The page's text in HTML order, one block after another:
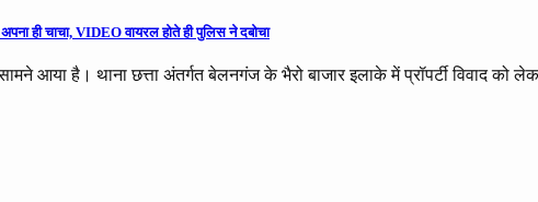
ही चाचा, VIDEO वायरल होते ही पुलिस ने दबोचा
आया है। थाना छत्ता अंतर्गत बेलनगंज के भैरो बाजार इलाके में प्रॉपर्टी विवाद को